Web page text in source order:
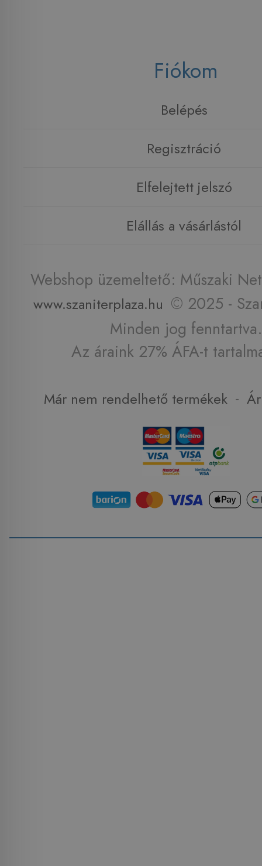
Fiókom
Belépés
Regisztráció
Elfelejtett jelszó
Elállás a vásárlástól
Webshop üzemeltető: Műszaki
www.szaniterplaza.hu © 2025 -
Minden jog fenntartva.
Az áraink 27% ÁFA-t
Már nem rendelhető termékek -